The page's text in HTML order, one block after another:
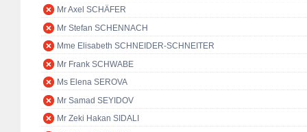
Mr Axel SCHÄFER
Mr Stefan SCHENNACH
Mme Elisabeth SCHNEIDER-SCHNEITER
Mr Frank SCHWABE
Ms Elena SEROVA
Mr Samad SEYIDOV
Mr Zeki Hakan SIDALI